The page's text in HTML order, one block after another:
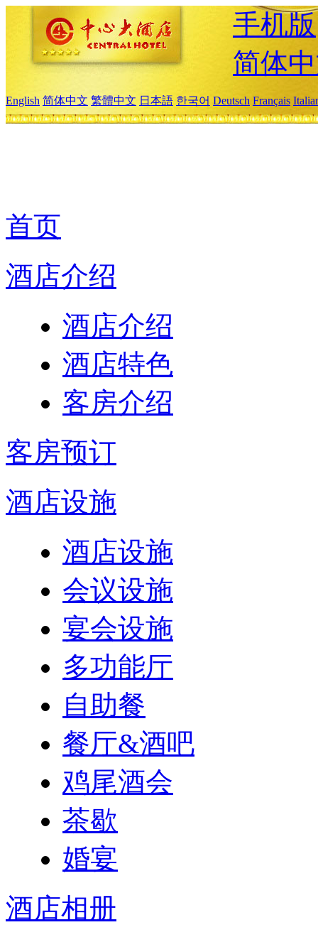
手机版
简体
English 简体中文 繁體中文 日本語 한국어 Deutsch Français
首页
酒店介绍
酒店介绍
酒店特色
客房介绍
客房预订
酒店设施
酒店设施
会议设施
宴会设施
多功能厅
自助餐
餐厅&酒吧
鸡尾酒会
茶歇
婚宴
酒店相册